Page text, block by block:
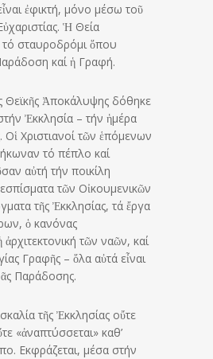
ἐφικτή, μόνο μέσω τοῦ
Ἡ Θεία
τό σταυροδρόμι ὅπου
καί ἡ Γραφή.
Θεϊκῆς Ἀποκάλυψης δόθηκε
Ἐκκλησία – τήν ἡμέρα
Οἱ Χριστιανοί τῶν ἑπόμενων
τό πέπλο καί
αὐτή τήν ποικίλη
τῶν Οἰκουμενικῶν
τῆς Ἐκκλησίας, τά ἔργα
ὁ κανόνας
τῶν ναῶν, καί
Γραφῆς – ὅλα αὐτά εἶναι
Παράδοσης.
τῆς Ἐκκλησίας οὔτε
«ἀναπτύσσεται» καθ’
Εκφράζεται, μέσα στήν